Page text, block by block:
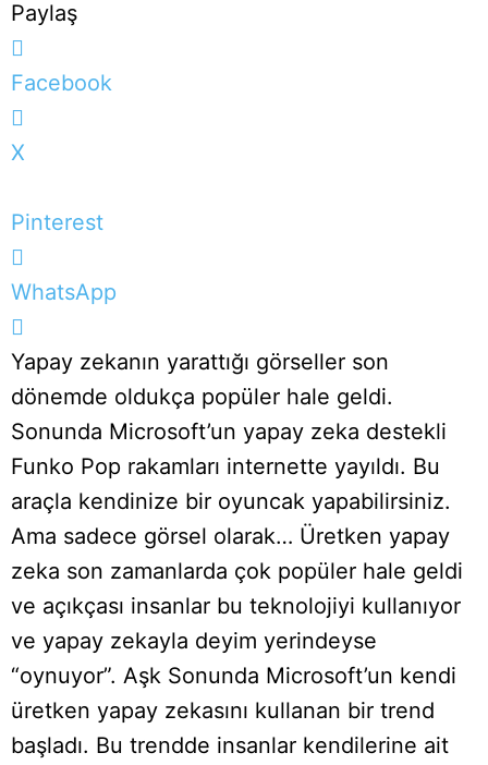
Paylaş
Facebook
X
Pinterest
WhatsApp
Yapay zekanın yarattığı görseller son
dönemde oldukça popüler hale geldi.
Sonunda Microsoft’un yapay zeka destekli
Funko Pop rakamları internette yayıldı. Bu
araçla kendinize bir oyuncak yapabilirsiniz.
Ama sadece görsel olarak… Üretken yapay
zeka son zamanlarda çok popüler hale geldi
ve açıkçası insanlar bu teknolojiyi kullanıyor
ve yapay zekayla deyim yerindeyse
“oynuyor”. Aşk Sonunda Microsoft’un kendi
üretken yapay zekasını kullanan bir trend
başladı. Bu trendde insanlar kendilerine ait